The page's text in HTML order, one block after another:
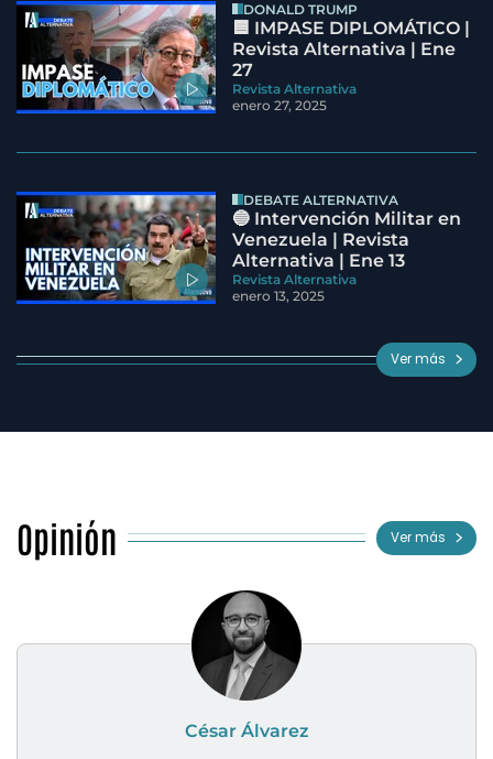
DONALD TRUMP
🟦 IMPASE DIPLOMÁTICO |
Revista Alternativa | Ene
27
Revista Alternativa
enero 27, 2025
DEBATE ALTERNATIVA
🔵 Intervención Militar en
Venezuela | Revista
Alternativa | Ene 13
Revista Alternativa
enero 13, 2025
Ver más
Opinión Ver más
César Álvarez